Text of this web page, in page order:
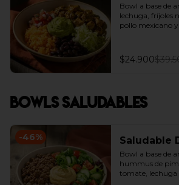
Bowl a base de
lechuga, fríjoles
pollo mexicano
$24.900
Bowls Saludables
-46% Saludable
Bowl a base de
hummus de
tomate, lechuga